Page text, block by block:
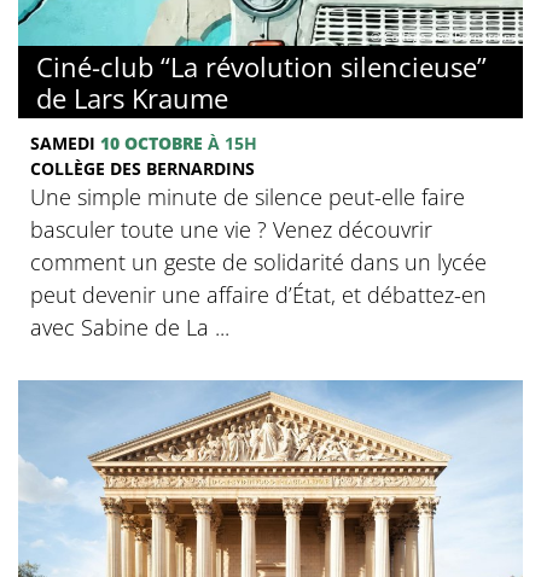
© Collège des Bernardins
Ciné-club “La révolution silencieuse”
de Lars Kraume
SAMEDI 10 OCTOBRE À 15H
COLLÈGE DES BERNARDINS
Une simple minute de silence peut-elle faire
basculer toute une vie ? Venez découvrir
comment un geste de solidarité dans un lycée
peut devenir une affaire d’État, et débattez-en
avec Sabine de La ...